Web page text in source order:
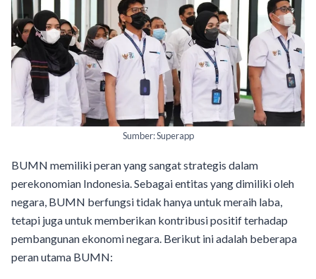
Sumber: Superapp
BUMN memiliki peran yang sangat strategis dalam
perekonomian Indonesia. Sebagai entitas yang dimiliki oleh
negara, BUMN berfungsi tidak hanya untuk meraih laba,
tetapi juga untuk memberikan kontribusi positif terhadap
pembangunan ekonomi negara. Berikut ini adalah beberapa
peran utama BUMN: